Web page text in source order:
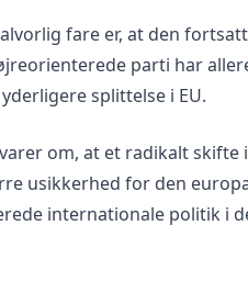
fare er, at den
parti har
splittelse i EU.
om, at et radikalt
usikkerhed for den
internationale politik i